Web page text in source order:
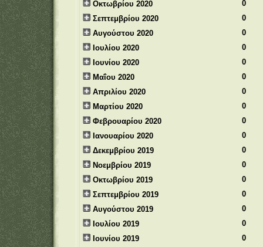
Οκτωβρίου 2020
0
Σεπτεμβρίου 2020
0
Αυγούστου 2020
0
Ιουλίου 2020
0
Ιουνίου 2020
0
Μαΐου 2020
0
Απριλίου 2020
0
Μαρτίου 2020
0
Φεβρουαρίου 2020
0
Ιανουαρίου 2020
0
Δεκεμβρίου 2019
0
Νοεμβρίου 2019
0
Οκτωβρίου 2019
0
Σεπτεμβρίου 2019
0
Αυγούστου 2019
0
Ιουλίου 2019
0
Ιουνίου 2019
0